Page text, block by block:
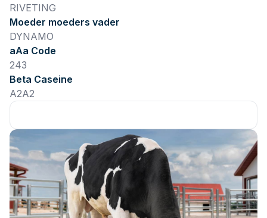
RIVETING
Moeder moeders vader
DYNAMO
aAa Code
243
Beta Caseine
A2A2